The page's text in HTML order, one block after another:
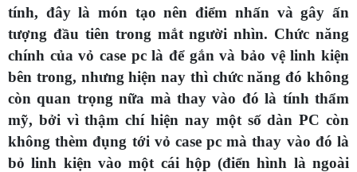
tính, đây là món tạo nên điểm nhấn và gây ấn
tượng đầu tiên trong mắt người nhìn. Chức năng
chính của vỏ case pc là để gắn và bảo vệ linh kiện
bên trong, nhưng hiện nay thì chức năng đó không
còn quan trọng nữa mà thay vào đó là tính thẩm
mỹ, bởi vì thậm chí hiện nay một số dàn PC còn
không thèm đụng tới vỏ case pc mà thay vào đó là
bỏ linh kiện vào một cái hộp (điển hình là ngoài